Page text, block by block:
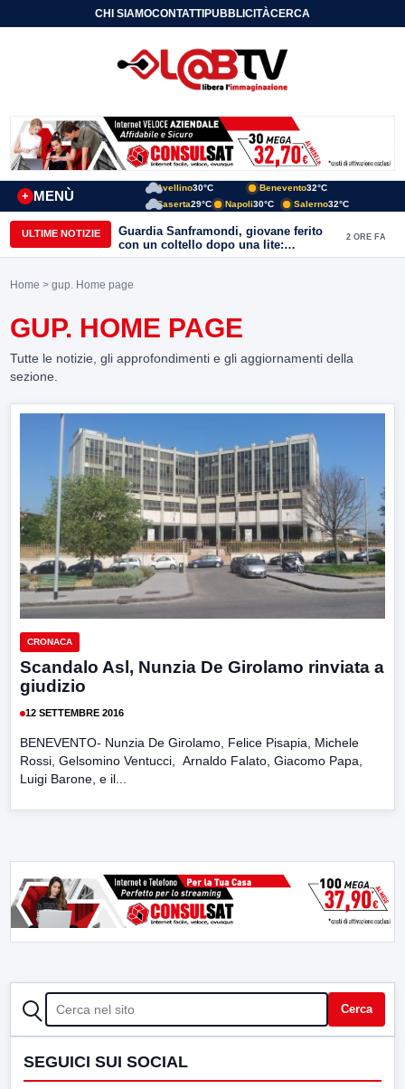
CHI SIAMOCONTATTIPUBBLICITÀCERCA
MENÙ
+
Avellino30°C Benevento32°C
Caserta29°C Napoli30°C Salerno32°C
ULTIME NOTIZIE
Guardia Sanframondi, giovane ferito
con un coltello dopo una lite:
individuato il presunto autore
2 ORE FA
Home > gup. Home page
GUP. HOME PAGE
Tutte le notizie, gli approfondimenti e gli aggiornamenti della
sezione.
CRONACA
Scandalo Asl, Nunzia De Girolamo rinviata a
giudizio
12 SETTEMBRE 2016
BENEVENTO- Nunzia De Girolamo, Felice Pisapia, Michele
Rossi, Gelsomino Ventucci, Arnaldo Falato, Giacomo Papa,
Luigi Barone, e il...
CERCA Cerca
SEGUICI SUI SOCIAL